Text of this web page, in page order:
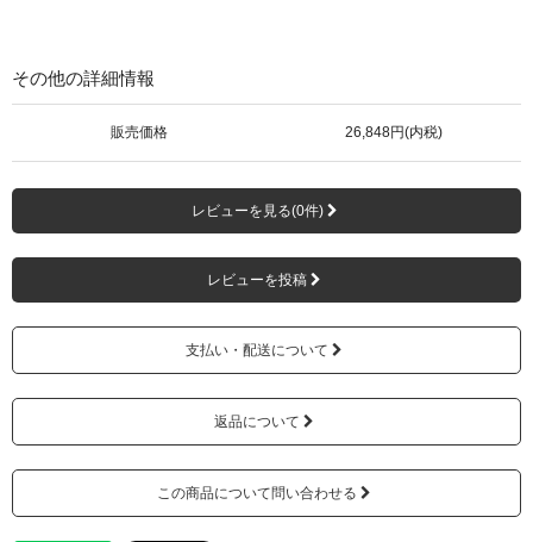
その他の詳細情報
販売価格 26,848円(内税)
レビューを見る(0件)
レビューを投稿
支払い・配送について
返品について
この商品について問い合わせる